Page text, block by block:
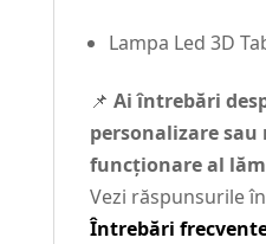
Lampa Led 3D
📌 Ai întrebări
personalizare sau
funcționare al
Vezi răspunsurile
Întrebări